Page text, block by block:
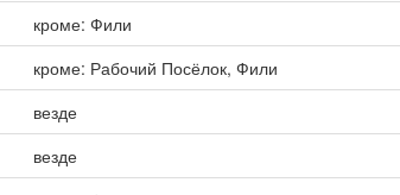
кроме: Фили
кроме: Рабочий Посёлок, Фили
везде
везде